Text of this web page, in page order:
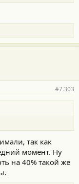
#7.303
так как
момент. Ну
на 40% такой же